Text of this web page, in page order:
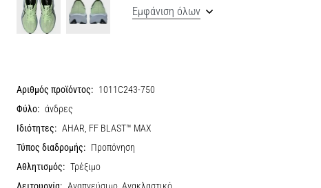
Εμφάνιση όλων
Αριθμός προϊόντος: 1011C243-750
Φύλο: άνδρες
Ιδιότητες: AHAR, FF BLAST™ MAX
Τύπος διαδρομής: Προπόνηση
Αθλητισμός: Τρέξιμο